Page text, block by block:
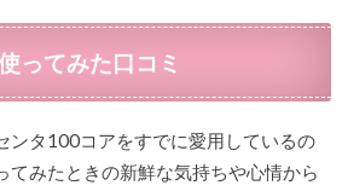
ってみた口コミ
ンタ100コアをすでに愛用しているの
てみたときの新鮮な気持ちや心情から